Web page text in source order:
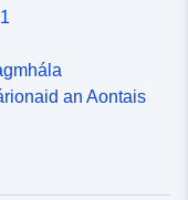
an Aontais